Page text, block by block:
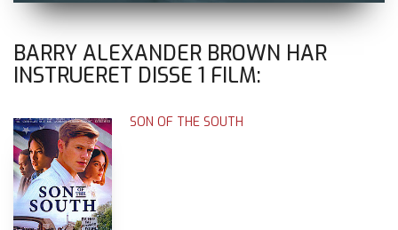
BARRY ALEXANDER BROWN HAR
INSTRUERET DISSE 1 FILM:
SON OF THE SOUTH